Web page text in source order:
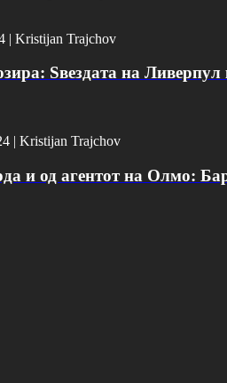
| Kristijan Trajchov
Ѕвездата на Ливерпул
| Kristijan Trajchov
и од агентот на Олмо: